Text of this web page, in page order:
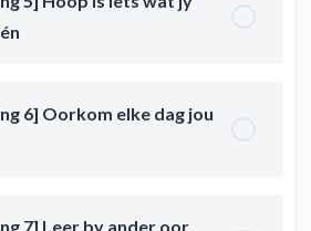
6] Oorkom elke dag jou
7] Leer by ander oor